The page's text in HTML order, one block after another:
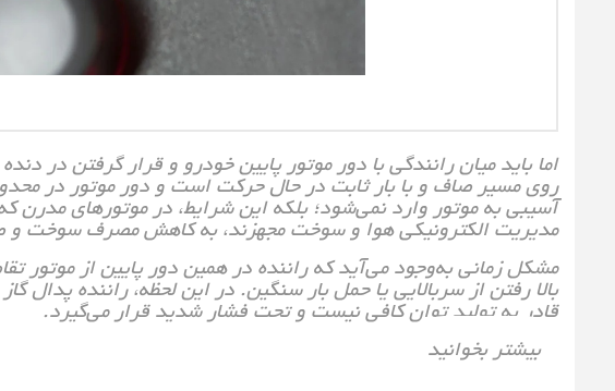
اما باید میان رانندگی با دور موتور پایین خودرو و قرار گرفتن در
آسیبی به موتور وارد نمی‌شود؛ بلکه این شرایط، در موتورهای مدرن
مدیریت الکترونیکی هوا و سوخت مجهزند، به کاهش مصرف سوخت و
مشکل زمانی به‌وجود می‌آید که راننده در همین دور پایین از موتور
بالا رفتن از سربالایی یا حمل بار سنگین. در این لحظه، راننده پدال
قادر به تولید توان کافی نیست و تحت فشار شدید قرار می‌گیرد.
بیشتر بخوانید